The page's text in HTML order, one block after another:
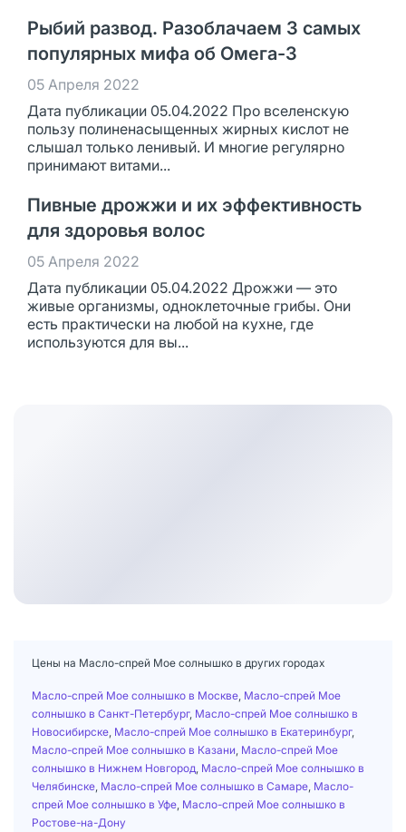
Рыбий развод. Разоблачаем 3 самых
популярных мифа об Омега-3
05 Апреля 2022
Дата публикации 05.04.2022 Про вселенскую
пользу полиненасыщенных жирных кислот не
слышал только ленивый. И многие регулярно
принимают витами...
Пивные дрожжи и их эффективность
для здоровья волос
05 Апреля 2022
Дата публикации 05.04.2022 Дрожжи — это
живые организмы, одноклеточные грибы. Они
есть практически на любой на кухне, где
используются для вы...
Цены на Масло-спрей Мое солнышко в других городах
Масло-спрей Мое солнышко в Москве Масло-спрей Мое
солнышко в Санкт-Петербург, Масло-спрей Мое солнышко в
Новосибирске Масло-спрей Мое солнышко в Екатеринбург,
Масло-спрей Мое солнышко в Казани Масло-спрей Мое
солнышко в Нижнем Новгород Масло-спрей Мое солнышко в
Челябинске Масло-спрей Мое солнышко в Самаре Масло-
спрей Мое солнышко в Уфе Масло-спрей Мое солнышко в
Ростове-на-Дону